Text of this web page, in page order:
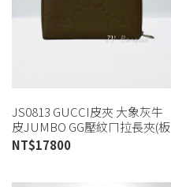
JS0813 GUCCI皮夾 大象灰牛
皮JUMBO GG壓紋ㄇ拉長夾(板
橋店)
NT$17800